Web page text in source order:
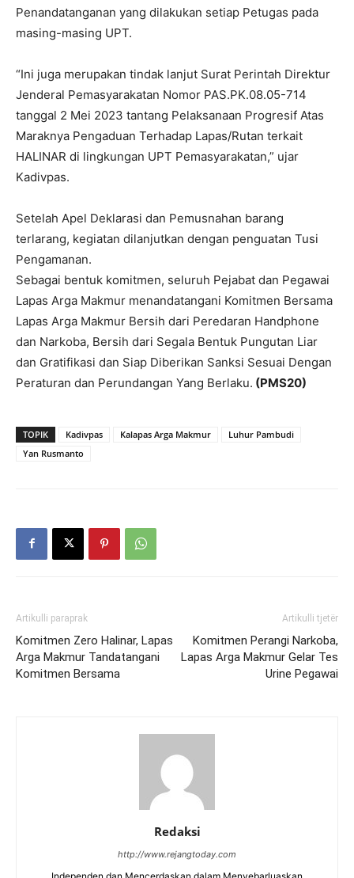
Penandatanganan yang dilakukan setiap Petugas pada
masing-masing UPT.
“Ini juga merupakan tindak lanjut Surat Perintah Direktur
Jenderal Pemasyarakatan Nomor PAS.PK.08.05-714
tanggal 2 Mei 2023 tantang Pelaksanaan Progresif Atas
Maraknya Pengaduan Terhadap Lapas/Rutan terkait
HALINAR di lingkungan UPT Pemasyarakatan,” ujar
Kadivpas.
Setelah Apel Deklarasi dan Pemusnahan barang
terlarang, kegiatan dilanjutkan dengan penguatan Tusi
Pengamanan.
Sebagai bentuk komitmen, seluruh Pejabat dan Pegawai
Lapas Arga Makmur menandatangani Komitmen Bersama
Lapas Arga Makmur Bersih dari Peredaran Handphone
dan Narkoba, Bersih dari Segala Bentuk Pungutan Liar
dan Gratifikasi dan Siap Diberikan Sanksi Sesuai Dengan
Peraturan dan Perundangan Yang Berlaku. (PMS20)
TOPIK Kadivpas Kalapas Arga Makmur
Luhur Pambudi
Yan Rusmanto
Artikulli paraprak
Komitmen Zero Halinar, Lapas
Arga Makmur Tandatangani
Komitmen Bersama
Artikulli tjetër
Komitmen Perangi Narkoba,
Lapas Arga Makmur Gelar Tes
Urine Pegawai
Redaksi
http://www.rejangtoday.com